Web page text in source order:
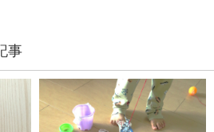
事